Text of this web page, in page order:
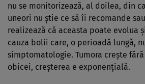
nu se monitorizează, al doilea, din
uneori nu ştie ce să îi recomande
realizează că aceasta poate evolua
cauza bolii care, o perioadă lungă,
simptomatologie. Tumora creşte
obicei, creşterea e exponenţială.